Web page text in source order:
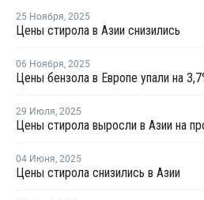
25 Ноября, 2025
Цены стирола в Азии снизились
06 Ноября, 2025
29 Июля, 2025
Цены стирола выросли в Азии на
04 Июня, 2025
Цены стирола снизились в Азии